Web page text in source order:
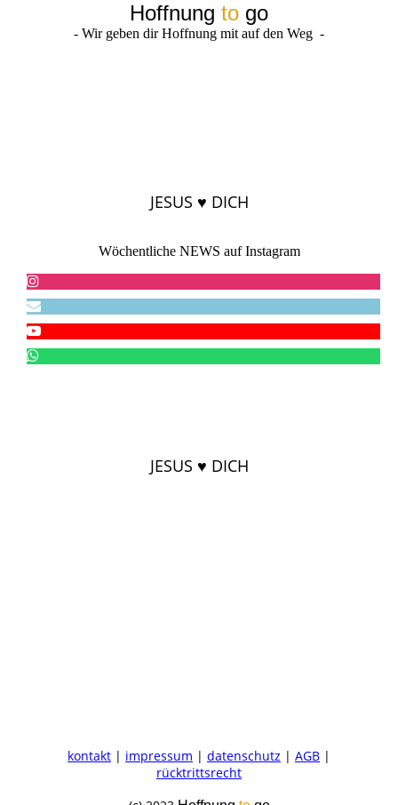
Hoffnung to go
- Wir geben dir Hoffnung mit auf den Weg -
JESUS ♥ DICH
Wöchentliche NEWS auf Instagram
JESUS ♥ DICH
kontakt | impressum | datenschutz | AGB |
rücktrittsrecht